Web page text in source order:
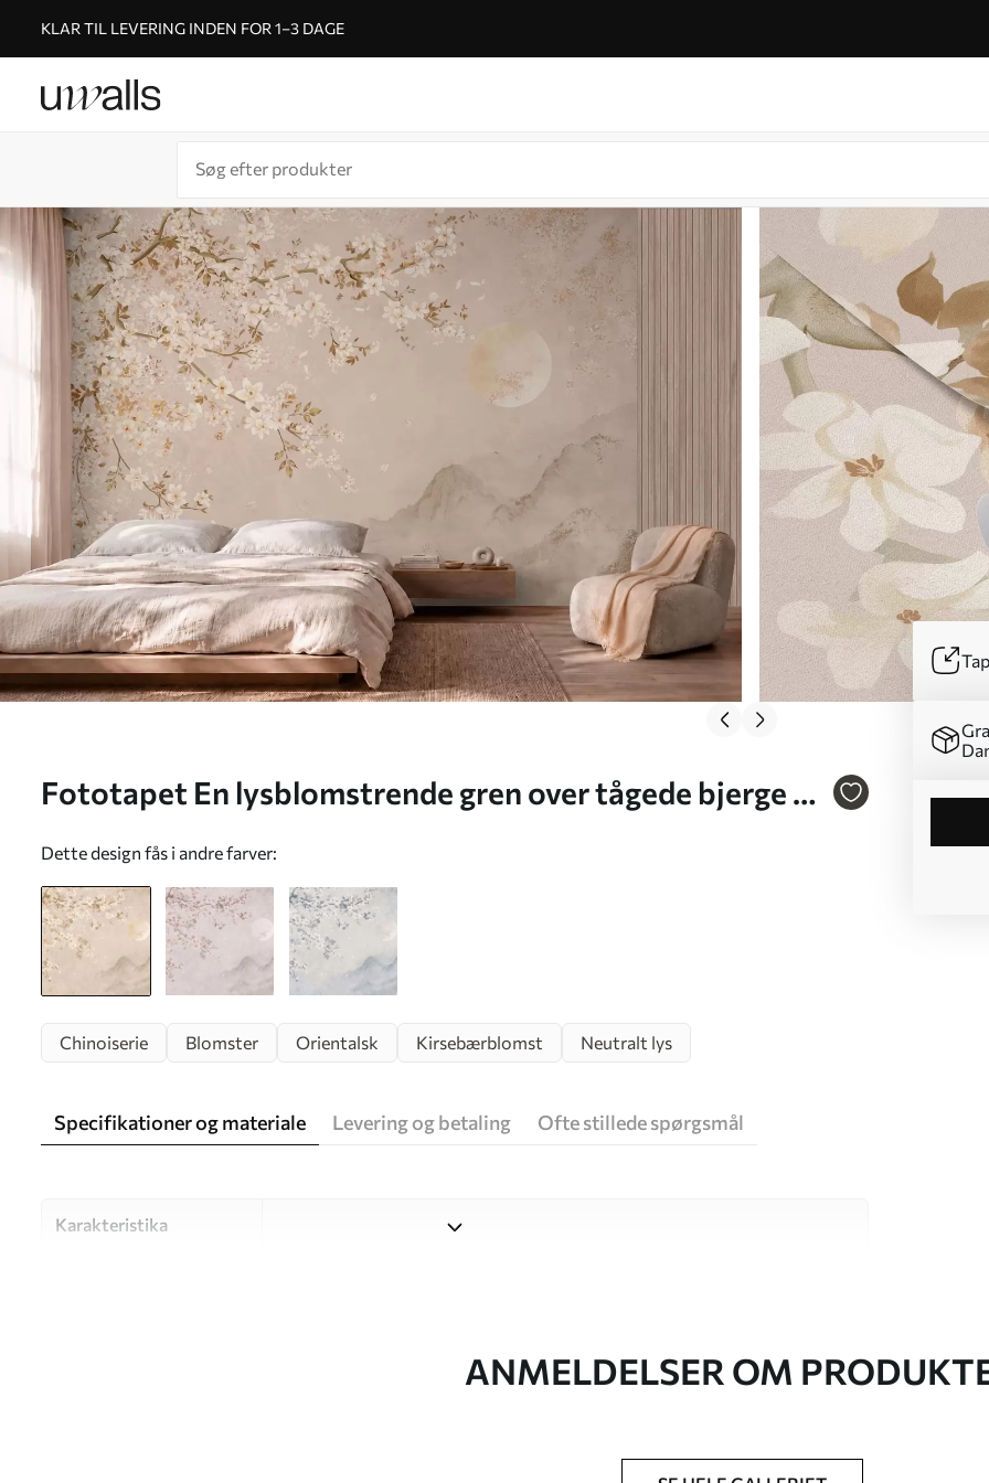
KLAR TIL LEVERING INDEN FOR 1–3 DAGE
Fototapet En lysblomstrende gren over tågede bjerge og
Dette design fås i andre farver:
Chinoiserie Blomster Orientalsk Kirsebærblomst Neutralt lys
Specifikationer og materiale Levering og betaling Ofte stillede spørgsmål
Karakteristika
ANMELDELSER OM